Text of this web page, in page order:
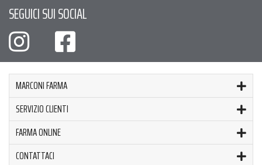
SEGUICI SUI SOCIAL
MARCONI FARMA
SERVIZIO CLIENTI
FARMA ONLINE
CONTATTACI